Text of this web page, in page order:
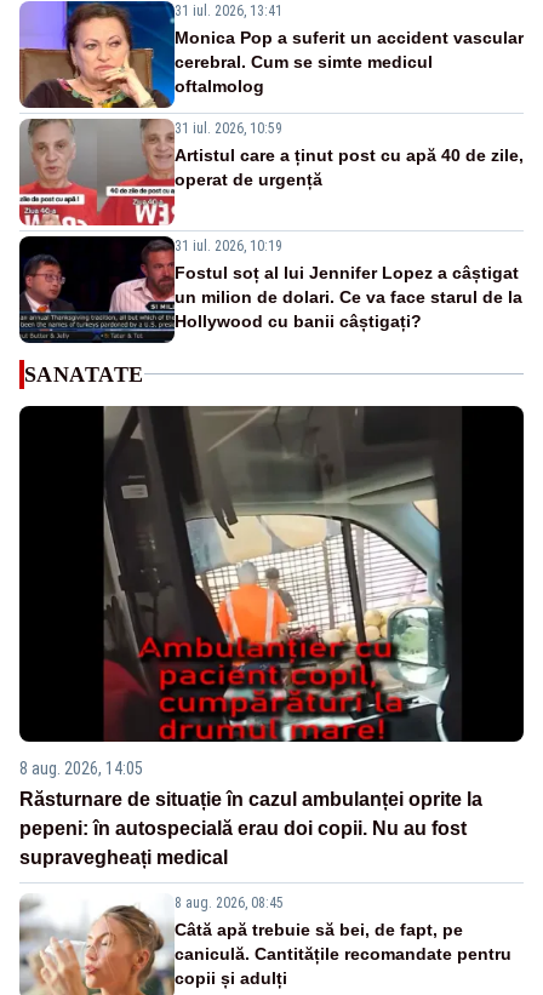
31 iul. 2026, 13:41
Monica Pop a suferit un accident vascular
cerebral. Cum se simte medicul
oftalmolog
31 iul. 2026, 10:59
Artistul care a ținut post cu apă 40 de zile,
operat de urgență
31 iul. 2026, 10:19
Fostul soț al lui Jennifer Lopez a câștigat
un milion de dolari. Ce va face starul de la
Hollywood cu banii câștigați?
SANATATE
8 aug. 2026, 14:05
Răsturnare de situație în cazul ambulanței oprite la
pepeni: în autospecială erau doi copii. Nu au fost
supravegheați medical
8 aug. 2026, 08:45
Câtă apă trebuie să bei, de fapt, pe
caniculă. Cantitățile recomandate pentru
copii și adulți